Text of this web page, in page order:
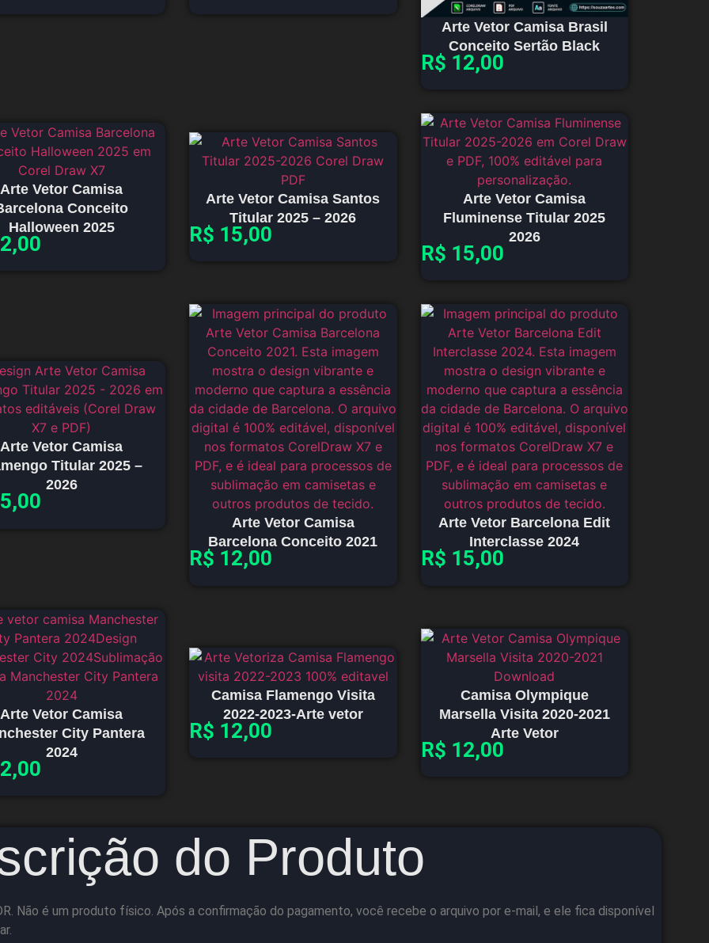
Arte Vetor Camisa Brasil
Conceito Sertão Black
R$ 12,00
Arte Vetor Camisa
Conceito
Halloween 2025
Arte Vetor Camisa Santos
Titular 2025 – 2026
R$ 15,00
Arte Vetor Camisa
Fluminense Titular 2025
2026
R$ 15,00
Arte Vetor Camisa
Titular 2025 –
2026
Arte Vetor Camisa
Barcelona Conceito 2021
R$ 12,00
Arte Vetor Barcelona Edit
Interclasse 2024
R$ 15,00
Arte Vetor Camisa
City Pantera
2024
Camisa Flamengo Visita
2022-2023-Arte vetor
R$ 12,00
Camisa Olympique
Marsella Visita 2020-2021
Arte Vetor
R$ 12,00
do Produto
Não é um produto físico. Após a confirmação do pagamento, você recebe o arquivo por e-mail, e ele fica disponível